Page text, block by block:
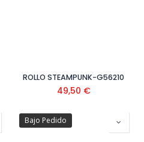
ROLLO STEAMPUNK-G56210
49,50 €
Bajo Pedido